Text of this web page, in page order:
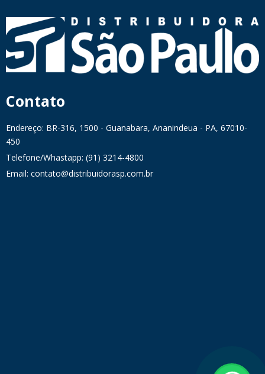
Contato
Endereço: BR-316, 1500 - Guanabara, Ananindeua - PA, 67010-
450
Telefone/Whastapp: (91) 3214-4800
Email: contato@distribuidorasp.com.br